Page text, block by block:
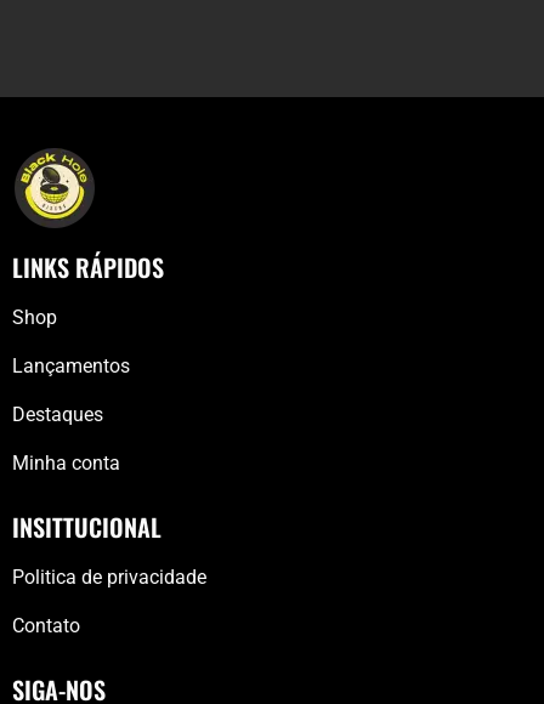
LINKS RÁPIDOS
Shop
Lançamentos
Destaques
Minha conta
INSITTUCIONAL
Politica de privacidade
Contato
SIGA-NOS